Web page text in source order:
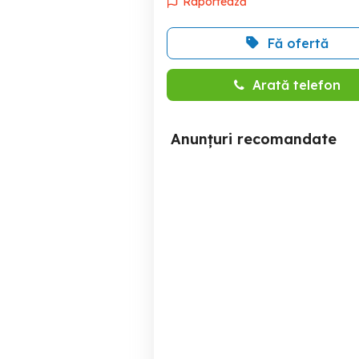
Fă ofertă
Arată telefon
Anunțuri recomandate